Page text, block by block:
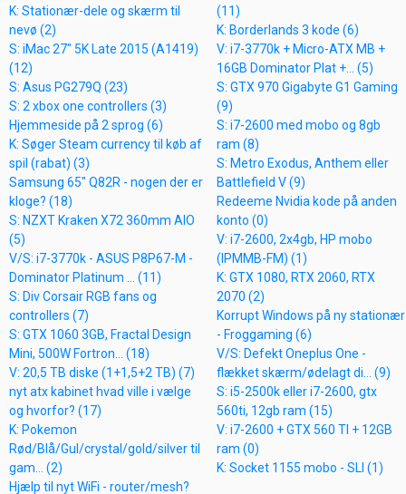
K: Stationær-dele og skærm til
nevø (2)
S: iMac 27" 5K Late 2015 (A1419)
(12)
S: Asus PG279Q (23)
S: 2 xbox one controllers (3)
Hjemmeside på 2 sprog (6)
K: Søger Steam currency til køb af
spil (rabat) (3)
Samsung 65" Q82R - nogen der er
kloge? (18)
S: NZXT Kraken X72 360mm AIO
(5)
V/S: i7-3770k - ASUS P8P67-M -
Dominator Platinum ... (11)
S: Div Corsair RGB fans og
controllers (7)
S: GTX 1060 3GB, Fractal Design
Mini, 500W Fortron... (18)
V: 20,5 TB diske (1+1,5+2 TB) (7)
nyt atx kabinet hvad ville i vælge
og hvorfor? (17)
K: Pokemon
Rød/Blå/Gul/crystal/gold/silver til
gam... (2)
Hjælp til nyt WiFi - router/mesh?
(11)
K: Borderlands 3 kode (6)
V: i7-3770k + Micro-ATX MB +
16GB Dominator Plat +... (5)
S: GTX 970 Gigabyte G1 Gaming
(9)
S: i7-2600 med mobo og 8gb
ram (8)
S: Metro Exodus, Anthem eller
Battlefield V (9)
Redeeme Nvidia kode på anden
konto (0)
V: i7-2600, 2x4gb, HP mobo
(IPMMB-FM) (1)
K: GTX 1080, RTX 2060, RTX
2070 (2)
Korrupt Windows på ny stationær
- Froggaming (6)
V/S: Defekt Oneplus One -
flækket skærm/ødelagt di... (9)
S: i5-2500k eller i7-2600, gtx
560ti, 12gb ram (15)
V: i7-2600 + GTX 560 TI + 12GB
ram (0)
K: Socket 1155 mobo - SLI (1)